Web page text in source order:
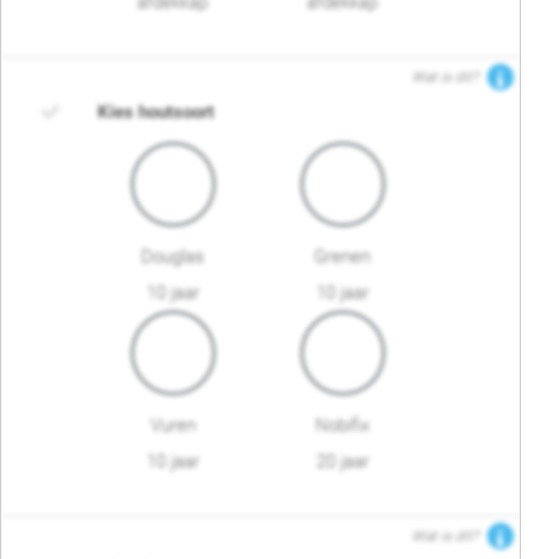
Wat is dit?
Kies houtsoort
Douglas
10 jaar
Grenen
10 jaar
Vuren
10 jaar
Nobifix
20 jaar
Wat is dit?